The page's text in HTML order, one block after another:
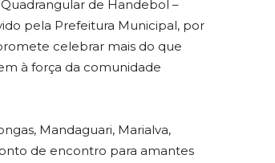
de Handebol –
pela Prefeitura Municipal, por
celebrar mais do que
à força da comunidade
Mandaguari, Marialva,
de encontro para amantes